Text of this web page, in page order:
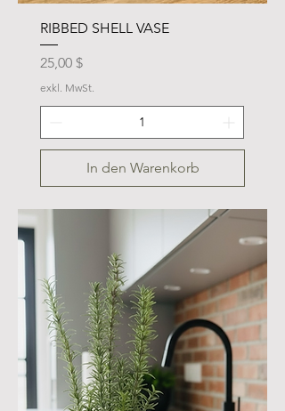
RIBBED SHELL VASE
Preis
25,00 $
exkl. MwSt.
In den Warenkorb